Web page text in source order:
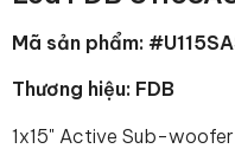
Mã sản phẩm:
Thương hiệu: FDB
1x15" Active Sub-